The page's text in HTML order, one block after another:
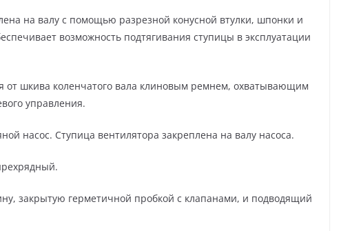
на валу с помощью разрезной конусной втулки, шпонки и
возможность подтягивания ступицы в эксплуатации
от шкива коленчатого вала клиновым ремнем, охватывающим
управления.
насос. Ступица вентилятора закреплена на валу насоса.
закрытую герметичной пробкой с клапанами, и подводящий